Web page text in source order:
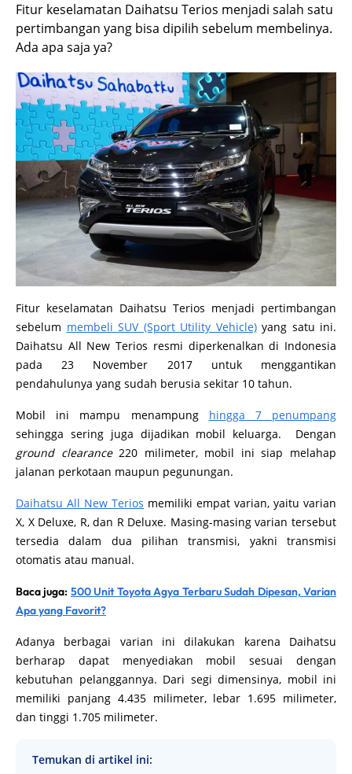
Fitur keselamatan Daihatsu Terios menjadi salah satu
pertimbangan yang bisa dipilih sebelum membelinya.
Ada apa saja ya?
Fitur keselamatan Daihatsu Terios menjadi pertimbangan
sebelum membeli SUV (Sport Utility Vehicle)yang satu ini.
Daihatsu All New Terios resmi diperkenalkan di Indonesia
pada 23 November 2017 untuk menggantikan
pendahulunya yang sudah berusia sekitar 10 tahun.
Mobil ini mampu menampung hingga 7 penumpang
sehingga sering juga dijadikan mobil keluarga. Dengan
ground clearance220 milimeter, mobil ini siap melahap
jalanan perkotaan maupun pegunungan.
Daihatsu All New Terios memiliki empat varian, yaitu varian
X, X Deluxe, R, dan R Deluxe. Masing-masing varian tersebut
tersedia dalam dua pilihan transmisi, yakni transmisi
otomatis atau manual.
Baca juga: 500 Unit Toyota Agya Terbaru Sudah Dipesan, Varian
Apa yang Favorit?
Adanya berbagai varian ini dilakukan karena Daihatsu
berharap dapat menyediakan mobil sesuai dengan
kebutuhan pelanggannya. Dari segi dimensinya, mobil ini
memiliki panjang 4.435 milimeter, lebar 1.695 milimeter,
dan tinggi 1.705 milimeter.
Temukan di artikel ini: